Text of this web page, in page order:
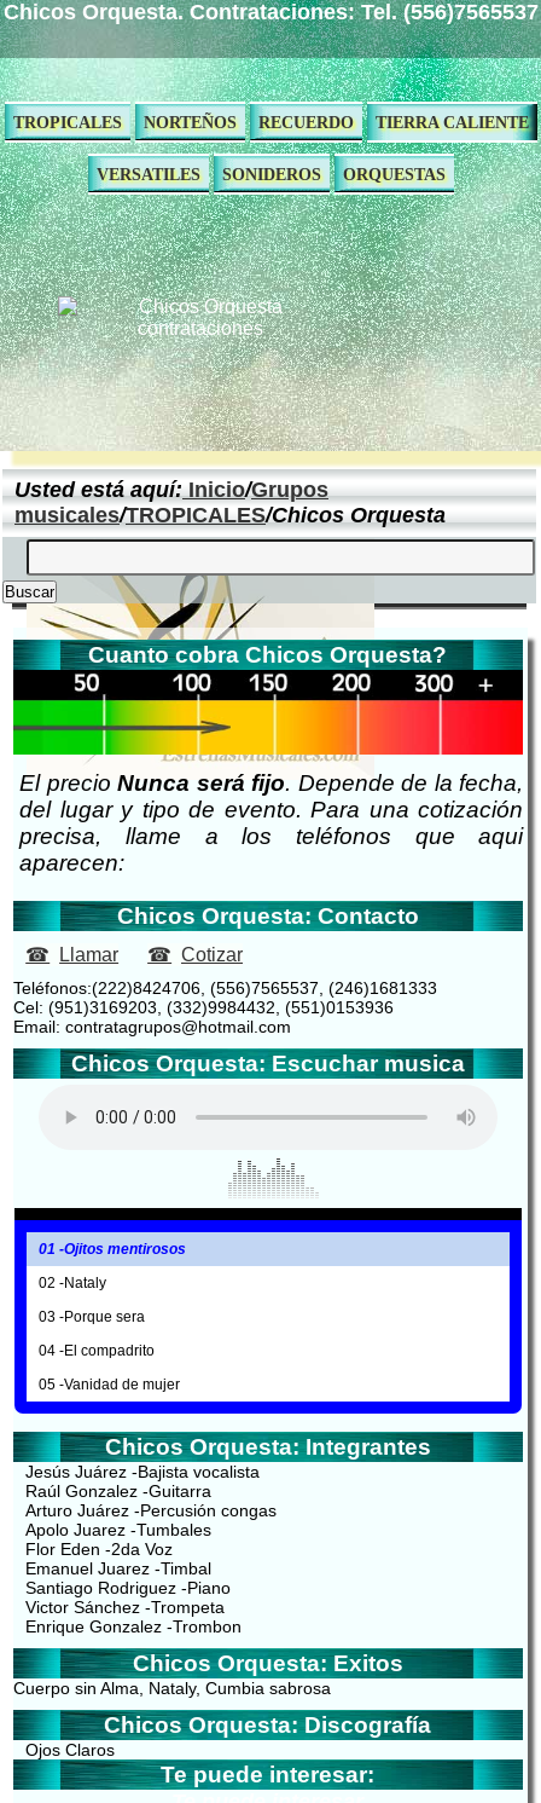
Chicos Orquesta. Contrataciones: Tel. (556)7565537
TROPICALES NORTEÑOS RECUERDO TIERRA CALIENTE
VERSATILES SONIDEROS ORQUESTAS
Usted está aquí:Inicio/Grupos
musicales/TROPICALES/Chicos Orquesta
Cuanto cobra Chicos Orquesta?
El precioNunca será fijo. Depende de la fecha,
del lugar y tipo de evento. Para una cotización
precisa, llame a los teléfonos que aqui
aparecen:
Chicos Orquesta: Contacto
Llamar Cotizar
Teléfonos:(222)8424706, (556)7565537, (246)1681333
Cel: (951)3169203, (332)9984432, (551)0153936
Email: contratagrupos@hotmail.com
Chicos Orquesta: Escuchar musica
01 -Ojitos mentirosos
02 -Nataly
03 -Porque sera
04 -El compadrito
05 -Vanidad de mujer
Chicos Orquesta: Integrantes
Jesús Juárez -Bajista vocalista
Raúl Gonzalez -Guitarra
Arturo Juárez -Percusión congas
Apolo Juarez -Tumbales
Flor Eden -2da Voz
Emanuel Juarez -Timbal
Santiago Rodriguez -Piano
Victor Sánchez -Trompeta
Enrique Gonzalez -Trombon
Chicos Orquesta: Exitos
Cuerpo sin Alma, Nataly, Cumbia sabrosa
Chicos Orquesta: Discografía
Ojos Claros
Te puede interesar: